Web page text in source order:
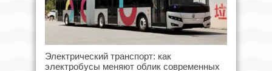
Электрический транспорт: как
электробусы меняют облик современных